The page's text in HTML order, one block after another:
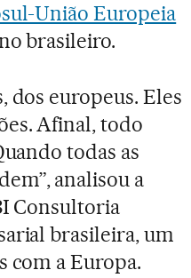
União Europeia
brasileiro.
dos europeus. Eles
Afinal, todo
todas as
analisou a
Consultoria
brasileira, um
com a Europa.